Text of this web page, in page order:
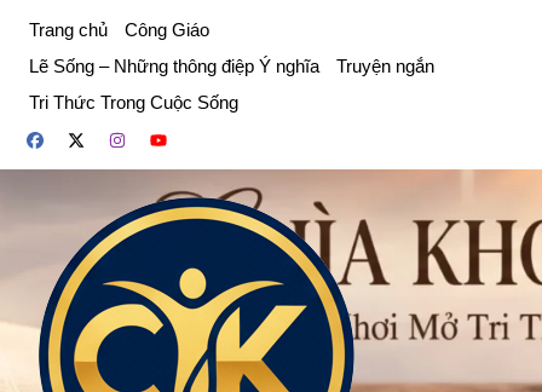
phần
dung
Trang chủ
Công Giáo
Lẽ Sống – Những thông điệp Ý nghĩa
Truyện ngắn
Tri Thức Trong Cuộc Sống